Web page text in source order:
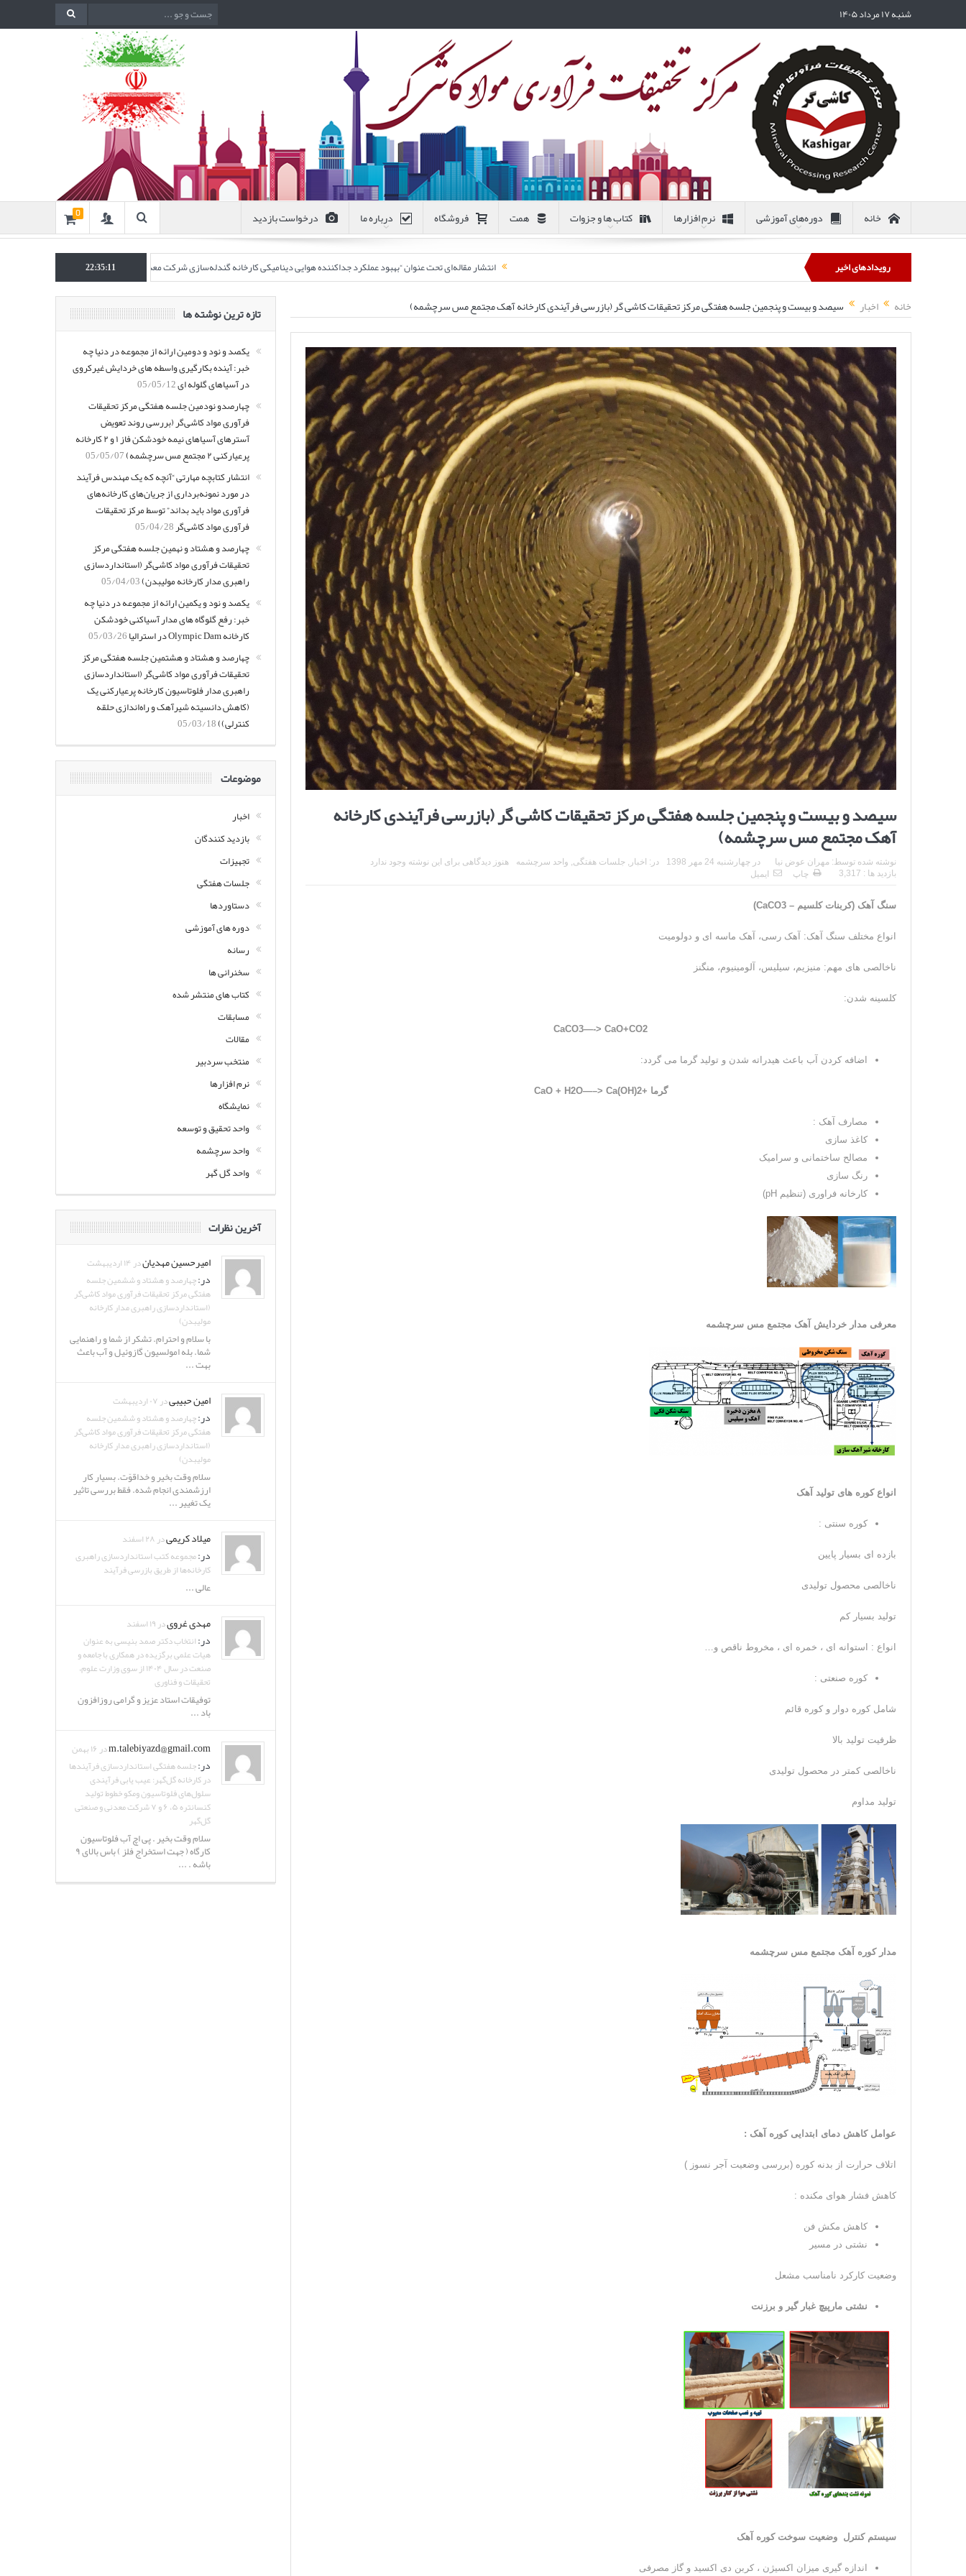
شنبه ۱۷ مرداد ۱۴۰۵
خانه دوره‌های آموزشی نرم افزارها کتاب ها و جزوات همت فروشگاه درباره ما درخواست بازدید 0
رویدادهای اخیر انتشار مقاله‌ای تحت عنوان “بهبود عملکرد جداکننده هوایی دینامیکی کارخانه گندله‌سازی شرکت معدنی و صنعتی گل‌گهر” در نشریه
22:35:12
خانه اخبار سیصد و بیست و پنجمین جلسه هفتگی مرکز تحقیقات کاشی گر (بازرسی فرآیندی کارخانه آهک مجتمع مس سرچشمه)
سیصد و بیست و پنجمین جلسه هفتگی مرکز تحقیقات کاشی گر (بازرسی فرآیندی کارخانه
آهک مجتمع مس سرچشمه)
نوشته شده توسط:مهران عوض نیا درچهارشنبه 24 مهر 1398 در: اخبار ,جلسات هفتگی, واحد سرچشمه
هنوز دیدگاهی برای این نوشته وجود ندارد
بازدید ها : 3,317
چاپ ایمیل
سنگ آهک (کربنات کلسیم – CaCO3)
انواع مختلف سنگ آهک: آهک رسی، آهک ماسه ای و دولومیت
ناخالصی های مهم: منیزیم، سیلیس، آلومینیوم، منگنز
کلسینه شدن:
CaCO3—-> CaO+CO2
اضافه کردن آب باعث هیدراته شدن و تولید گرما می گردد:
گرما +CaO + H2O—–> Ca(OH)2
مصارف آهک :
کاغذ سازی
مصالح ساختمانی و سرامیک
رنگ سازی
کارخانه فراوری (تنظیم pH)
معرفی مدار خردایش آهک مجتمع مس سرچشمه
انواع کوره های تولید آهک
کوره سنتی :
بازده ای بسیار پایین
ناخالصی محصول تولیدی
تولید بسیار کم
انواع : استوانه ای ، خمره ای ، مخروط ناقص و…
کوره صنعتی :
شامل کوره دوار و کوره قائم
ظرفیت تولید بالا
ناخالصی کمتر در محصول تولیدی
تولید مداوم
مدار کوره آهک مجتمع مس سرچشمه
عوامل کاهش دمای ابتدایی کوره آهک :
اتلاف حرارت از بدنه کوره (بررسی وضعیت آجر نسوز )
کاهش فشار هوای مکنده :
کاهش مکش فن
نشتی در مسیر
وضعیت کارکرد نامناسب مشعل
نشتی مارپیچ غبار گیر و برزنت
سیستم کنترل وضعیت سوخت کوره آهک
اندازه گیری میزان اکسیژن ، کربن دی اکسید و گاز مصرفی
تازه ترین نوشته ها
یکصد و نود و دومین ارائه از مجموعه در دنیا چه
خبر: آینده بکارگیری واسطه های خردایش غیرکروی
در آسیاهای گلوله ای05/05/12
چهارصدو نودمین جلسه هفتگی مرکز تحقیقات
فرآوری مواد کاشی‌گر (بررسی روند تعویض
آسترهای آسیاهای نیمه خودشکن فاز ۱ و ۲ کارخانه
پرعیارکنی ۲ مجتمع مس سرچشمه)
05/05/07
انتشار کتابچه مهارتی “آنچه که یک مهندس فرآیند
در مورد نمونه‌برداری از جریان‌های کارخانه‌های
فرآوری مواد باید بداند” توسط مرکز تحقیقات
فرآوری مواد کاشی‌گر05/04/28
چهارصد و هشتاد و نهمین جلسه هفتگی مرکز
تحقیقات فرآوری مواد کاشی‌گر (استانداردسازی
راهبری مدار کارخانه مولیبدن)05/04/03
یکصد و نود و یکمین ارائه از مجموعه در دنیا چه
خبر: رفع گلوگاه های مدار آسیاکنی خودشکن
کارخانه Olympic Dam در استرالیا
05/03/26
چهارصد و هشتاد و هشتمین جلسه هفتگی مرکز
تحقیقات فرآوری مواد کاشی‌گر (استانداردسازی
راهبری مدار فلوتاسیون کارخانه پرعیارکنی یک
(کاهش دانسیته شیرآهک و راه‌اندازی حلقه
کنترلی))05/03/18
موضوعات
اخبار
بازدید کنندگان
تجهیزات
جلسات هفتگی
دستاوردها
دوره های آموزشی
رسانه
سخنرانی ها
کتاب های منتشر شده
مسابقات
مقالات
منتخب سردبیر
نرم افزارها
نمایشگاه
واحد تحقیق و توسعه
واحد سرچشمه
واحد گل گهر
آخرین نظرات
امیرحسین مهدیاندر ۱۴ اردیبهشت
در:چهارصد و هشتاد و ششمین جلسه
هفتگی مرکز تحقیقات فرآوری مواد کاشی‌گر
(استانداردسازی راهبری مدار کارخانه
مولیبدن)
با سلام و احترام. تشکر از شما و راهنمایی
شما. بله امولسیون گازوئیل و آب باعث
بهت ...
امین حبیبیدر ۰۷ اردیبهشت
در:چهارصد و هشتاد و ششمین جلسه
هفتگی مرکز تحقیقات فرآوری مواد کاشی‌گر
(استانداردسازی راهبری مدار کارخانه
مولیبدن)
سلام وقت بخیر و خداقوّت. بسیار کار
ارزشمندی انجام شده. فقط بررسی تاثیر
یک تغییر ...
میلاد کریمیدر ۲۸ اسفند
در:مجموعه کتب استانداردسازی راهبری
کارخانه‌ها از طریق بازرسی فرآیند
عالی ...
مهدی غرویدر ۱۹ اسفند
در:انتخاب دکتر صمد بنیسی به عنوان
هیات علمی برگزیده در همکاری با جامعه و
صنعت در سال ۱۴۰۴ از سوی وزارت علوم،
تحقیقات و فناوری
توفیقات استاد عزیز و گرامی روزافزون
باد ...
m.talebiyazd@gmail.comدر ۱۶ بهمن
در:جلسه هفتگی استانداردسازی فرآیندها
در کارخانه گل‌گهر: عیب یابی فرآیندی
سلول‌های فلوتاسیون ومکو خطوط تولید
کنسانتره ۵، ۶ و ۷ شرکت معدنی و صنعتی
گل‌گهر
سلام وقت بخیر . پی اچ آب فلوتاسیون
کارگاه ( جهت استخراج فلز ) باس بالای ۹
باشه . ...